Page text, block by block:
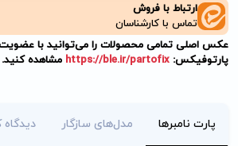
ارتباط با فروش
تماس با کارشناسان
عکس اصلی تمامی محصولات را می‌توانید با عضویت
پارتوفیکس: https://ble.ir/partofix مشاهده کنید.
پارت نامبرها مدل‌های سازگار دیدگاه